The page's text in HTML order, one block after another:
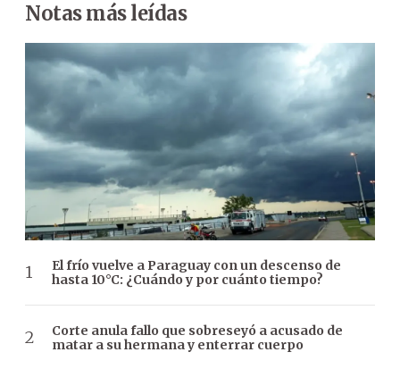
Notas más leídas
El frío vuelve a Paraguay con un descenso de
hasta 10°C: ¿Cuándo y por cuánto tiempo?
Corte anula fallo que sobreseyó a acusado de
matar a su hermana y enterrar cuerpo